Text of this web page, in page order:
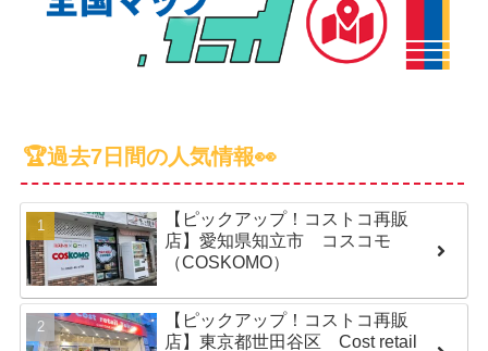
🏆過去7日間の人気情報👀
【ピックアップ！コストコ再販
店】愛知県知立市 コスコモ
（COSKOMO）
【ピックアップ！コストコ再販
店】東京都世田谷区 Cost retail